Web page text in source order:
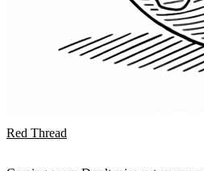
Red Thread